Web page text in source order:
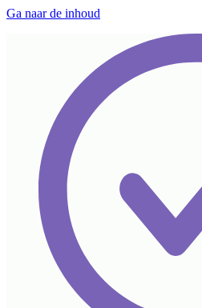
Ga naar de inhoud